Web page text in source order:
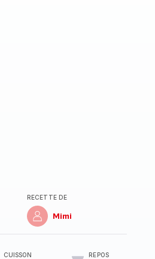
RECETTE DE
Mimi
CUISSON REPOS